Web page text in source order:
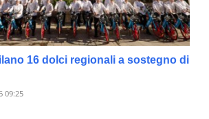
16 dolci regionali a sostegno di
09:25